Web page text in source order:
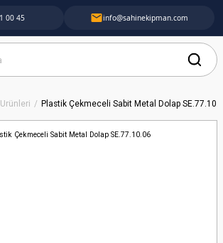
Plastik Çekmeceli Sabit Metal Dolap
00 45 info@sahinekipman.com